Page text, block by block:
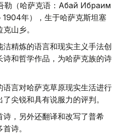
勒（哈萨克语：Абай Ибраһим
年），生于哈萨克斯坦塞
山乡。
精炼的语言和现实主义手法创
和哲学作品，为哈萨克族的诗
言对哈萨克草原现实生活进行
尖锐和具有说服力的评判。
，另外还翻译和改写了普希
诗。